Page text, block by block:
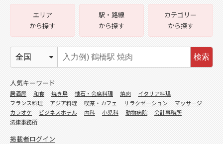
エリア
から探す
駅・路線
から探す
カテゴリー
から探す
検索
人気キーワード
居酒屋 和食 焼き鳥 懐石・会席料理 焼肉
イタリア料理
フランス料理
アジア料理 喫茶・カフェ リラクゼーション
マッサージ
カラオケ
ビジネスホテル 内科 小児科 動物病院
会計事務所
法律事務所
掲載者ログイン